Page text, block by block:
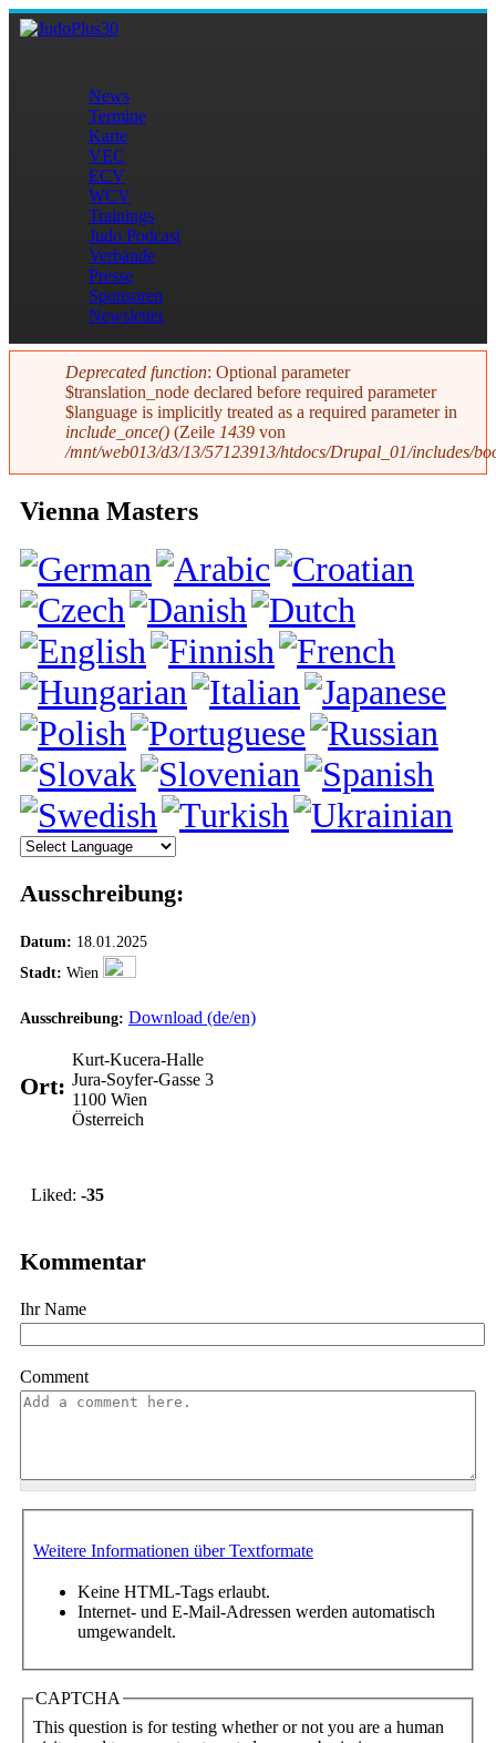
Direkt zum Inhalt
JudoPlus30
Hauptmenü
News
Termine
Karte
VEC
ECV
WCV
Trainings
Judo Podcast
Verbände
Presse
Sponsoren
Newsletter
Fehlermeldung
Deprecated function: Optional parameter
$translation_node declared before required parameter
$language is implicitly treated as a required parameter in
include_once() (Zeile 1439 von
/mnt/web013/d3/13/57123913/htdocs/Drupal_01/includes/
Vienna Masters
Ausschreibung:
Datum: 18.01.2025
Stadt: Wien
Ausschreibung: Download (de/en)
Ort:
Kurt-Kucera-Halle
Jura-Soyfer-Gasse 3
1100 Wien
Österreich
Liked: -35
Kommentar
Ihr Name
Comment
Weitere Informationen über Textformate
Keine HTML-Tags erlaubt.
Internet- und E-Mail-Adressen werden automatisch
umgewandelt.
CAPTCHA
This question is for testing whether or not you are a human